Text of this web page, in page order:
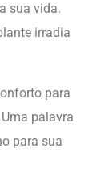
sua vida.
irradia
para
palavra
para sua